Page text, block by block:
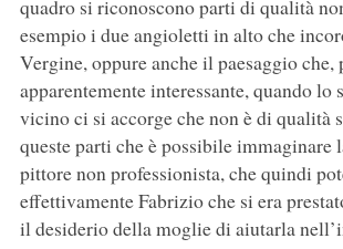
quadro si riconoscono parti di qualità
esempio i due angioletti in alto che
Vergine, oppure anche il paesaggio che,
apparentemente interessante, quando lo
vicino ci si accorge che non è di qualità
queste parti che è possibile immaginare
pittore non professionista, che quindi
effettivamente Fabrizio che si era
il desiderio della moglie di aiutarla